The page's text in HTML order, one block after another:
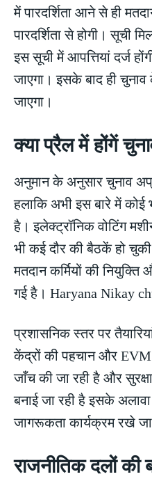
में पारदर्शिता आने से ही
पारदर्शिता से होगी। सूची
इस सूची में आपत्तियां दर्ज
जाएगा। इसके बाद ही चुनाव
जाएगा।
क्या प्रैल में होंगें
अनुमान के अनुसार चुनाव
हलाकि अभी इस बारे में कोई
है। इलेक्ट्रॉनिक वोटिंग
भी कई दौर की बैठकें हो
मतदान कर्मियों की नियुक्ति
गई है। Haryana Nikay
प्रशासनिक स्तर पर
केंद्रों की पहचान और EVM
जाँच की जा रही है और
बनाई जा रही है इसके
जागरूकता कार्यक्रम रखे
राजनीतिक दलों की